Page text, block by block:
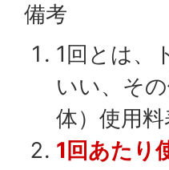
備考
1回とは、
いい、そ
体）使用
1回あたり